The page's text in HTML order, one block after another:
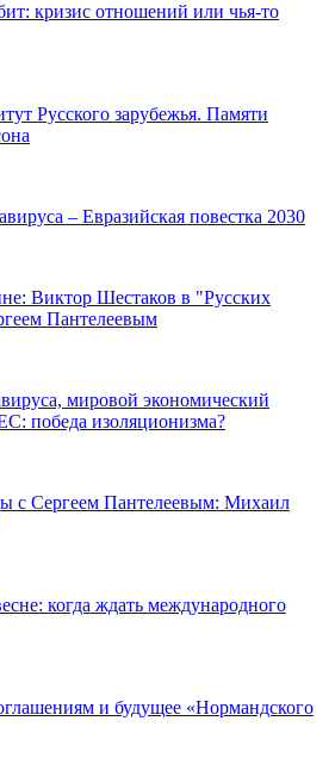
кризис отношений или чья-то
Русского зарубежья. Памяти
– Евразийская повестка 2030
Виктор Шестаков в "Русских
Пантелеевым
мировой экономический
победа изоляционизма?
с Сергеем Пантелеевым: Михаил
когда ждать международного
и будущее «Нормандского